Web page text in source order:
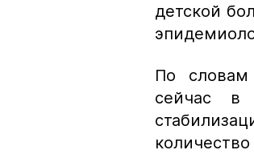
детской
По словам
сейчас в